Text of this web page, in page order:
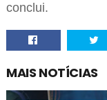
conclui.
MAIS NOTÍCIAS